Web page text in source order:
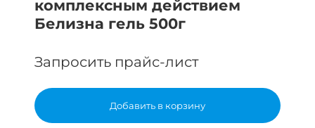
комплексным действием
Белизна гель 500г
Запросить прайс-лист
Добавить в корзину